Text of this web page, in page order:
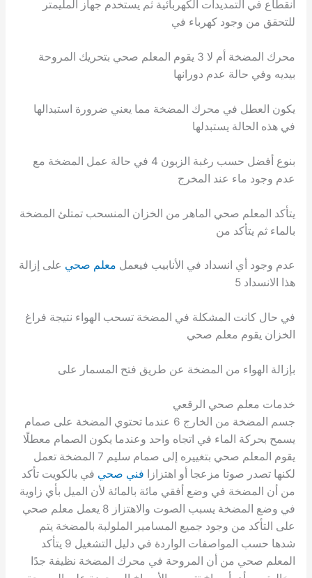
انقطاع في التمديدات الكهربائية ثم يستخدم جهاز المليمتر
للتحقق من وجود كهرباء في
محرك المضخة أم لا 3 يقوم المعلم صحي بتحريك المروحة
بيديه وفي حالة عدم دورانها
يكون العطل في محرك المضخة مما يعني ضرورة استبدالها
في هذه الحالة يستبدلها
بنوع أفضل حسب رغبة الزبون 4 في حالة عمل المضخة مع
عدم وجود ماء عند المخرج
يتأكد المعلم صحي الماهر من الخزان المنسحب تمتلئ المضخة
بالماء ثم يتأكد من
عدم وجود أي انسداد في الأنابيب فيعمل معلم صحي على إزالة
هذا الانسداد 5
في حال كانت المشكلة في المضخة تسحب الهواء نتيجة فراغ
الخزان يقوم معلم صحي
بإزالة الهواء من المضخة عن طريق فتح المسمار على
خدمات معلم صحي الرقعي
جسم المضخة من الخارج 6 عندما تحتوي المضخة على صمام
يسمح بحركة الماء في اتجاه واحد وعندما يكون الصمام معطلًا
يقوم المعلم صحي بتغييره إلى صمام سليم 7 المضخة تعمل
لكنها تصدر صوتا مزعجا أو اهتزازا فني صحي في بالكويت تأكد
من أن المضخة في وضع أفقي مائة بالمائة لأن الميل بأي زاوية
في وضع المضخة يسبب الصوت والاهتزاز 8 يعمل معلم صحي
على التأكد من وجود جميع المسامير الملولبة بالمضخة يتم
شدها حسب المواصفات الواردة في دليل التشغيل 9 يتأكد
المعلم صحي من أن المروحة في محرك المضخة نظيفة جدًا